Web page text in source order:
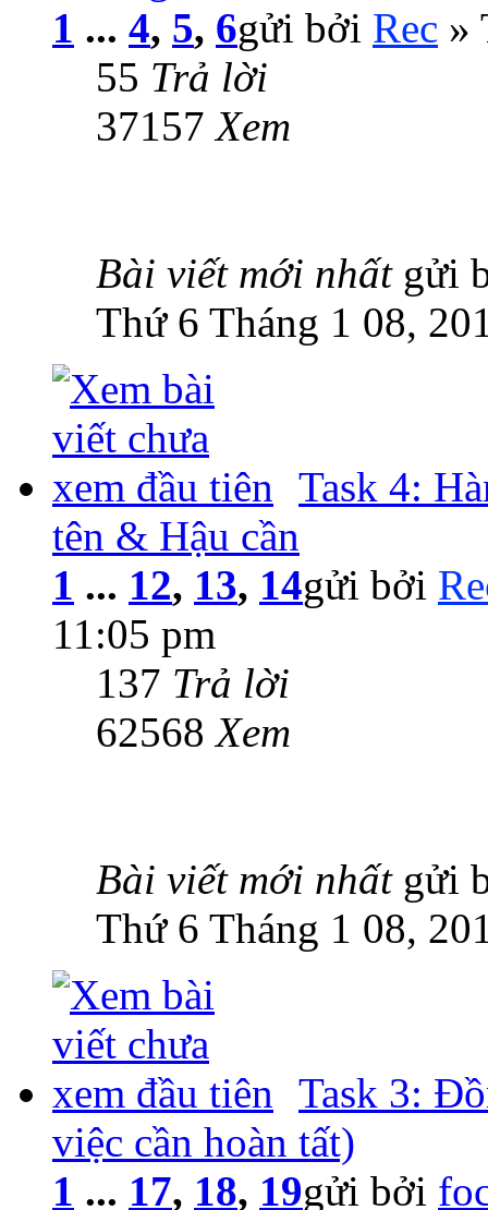
1 ... 4, 5, 6gửi bởi Rec »
55 Trả lời
37157Xem
Bài viết mới nhất gửi
Thứ 6 Tháng 1 08,
Task 4:
tên & Hậu cần
1 ... 12, 13, 14gửi bởi
11:05 pm
137 Trả lời
62568Xem
Bài viết mới nhất gửi
Thứ 6 Tháng 1 08,
Task 3:
việc cần hoàn tất)
1 ... 17, 18, 19gửi bởi